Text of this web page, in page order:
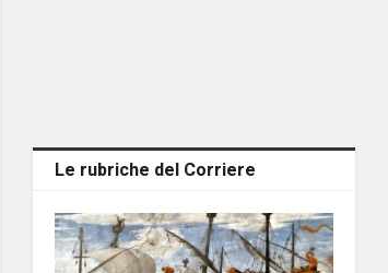
Le rubriche del Corriere